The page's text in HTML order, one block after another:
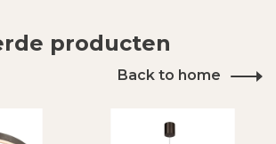
producten
Back to home